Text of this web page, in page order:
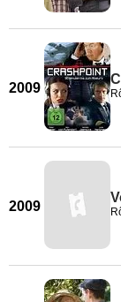
2009
2009